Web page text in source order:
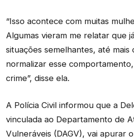
“Isso acontece com muitas
Algumas vieram me relatar que
situações semelhantes, até mais
normalizar esse
crime”, disse ela.
A Polícia Civil informou que a
vinculada ao Departamento de
Vulneráveis (DAGV), vai apurar